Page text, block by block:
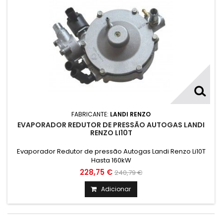
FABRICANTE: LANDI RENZO
EVAPORADOR REDUTOR DE PRESSÃO AUTOGAS LANDI
RENZO LI10T
Evaporador Redutor de pressão Autogas Landi Renzo Li10T
Hasta 160kW
228,75 €240,79 €
Adicionar